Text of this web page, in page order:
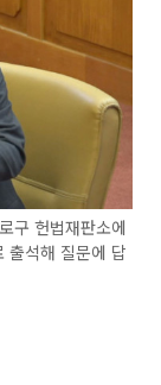
구 헌법재판소에
출석해 질문에 답